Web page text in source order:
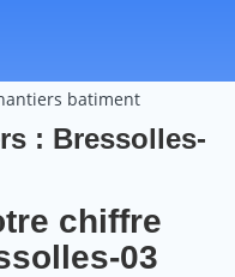
batiment
: Bressolles-
chiffre
03